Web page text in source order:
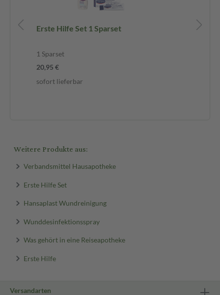
Erste Hilfe Set 1 Sparset
1 Sparset
20,95 €
sofort lieferbar
Weitere Produkte aus:
Verbandsmittel Hausapotheke
Erste Hilfe Set
Hansaplast Wundreinigung
Wunddesinfektionsspray
Was gehört in eine Reiseapotheke
Erste Hilfe
Versandarten